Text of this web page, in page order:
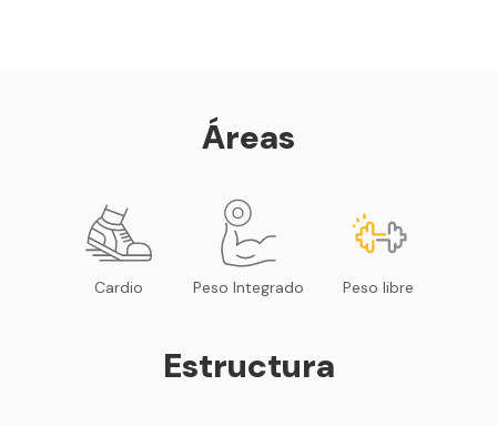
Smart Fit GO (entrenamientos en
línea) en la app
libre e integrado
Áreas
Cardio Peso Integrado Peso libre
Estructura